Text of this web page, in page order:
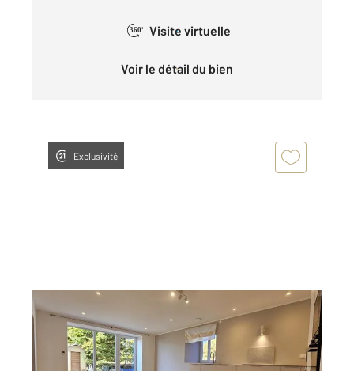
360° Visite virtuelle
Voir le détail du bien
Exclusivité
BOIS D AMONT 39
69,20 m2, 3 pièces
Ref : 10793